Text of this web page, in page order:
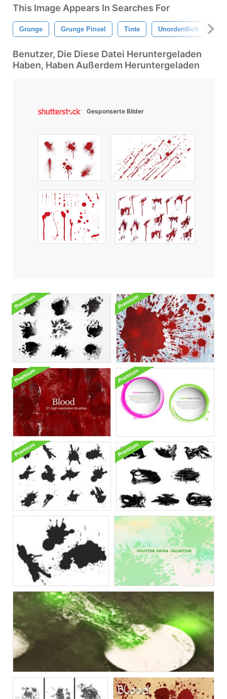
This Image Appears In Searches For
Grunge Grunge Pinsel Tinte Unordentlich
Benutzer, Die Diese Datei Heruntergeladen
Haben, Haben Außerdem Heruntergeladen
Gesponserte Bilder